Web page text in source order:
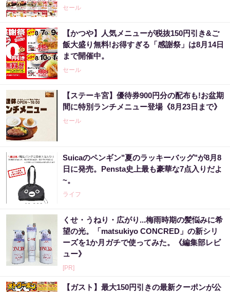
セール
【かつや】人気メニューが税抜150円引き&ご
飯大盛り無料!お得すぎる「感謝祭」は8月14日
まで開催中。
セール
【ステーキ宮】優待券900円分の配布も!お盆期
間に特別ランチメニュー登場《8月23日まで》
セール
Suicaのペンギン"夏のラッキーバッグ"が8月8
日に発売。Pensta史上最も豪華な7点入りだよ
~。
ライフ
くせ・うねり・広がり...梅雨時期の髪悩みに希
望の光。「matsukiyo CONCRED」の新シリ
ーズを1か月ガチで使ってみた。《編集部レビ
ュー》
[PR]
【ガスト】最大150円引きの最新クーポンが公